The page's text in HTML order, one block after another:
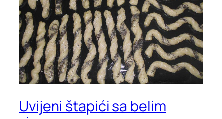
Uvijeni štapići sa belim